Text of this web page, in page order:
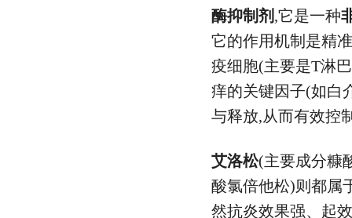
酶抑制剂 ,它是一种
它的作用机制是精
疫细胞(主要是T淋
痒的关键因子(如白
与释放,从而有效控
艾洛松(主要成分糠
酸氯倍他松)则都属
然抗炎效果强、起